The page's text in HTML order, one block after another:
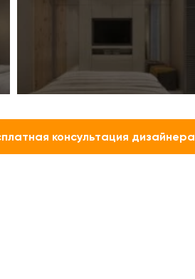
консультация дизайнера